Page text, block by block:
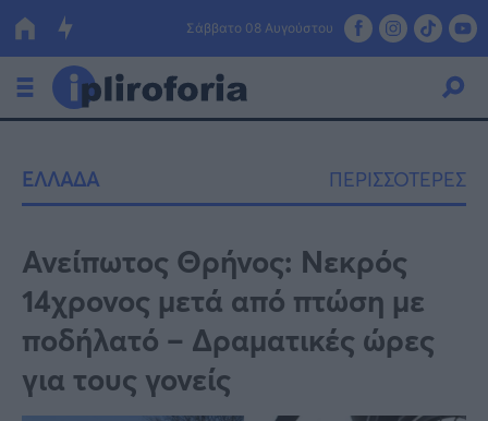
Σάββατο 08 Αυγούστου
Οικονομία
Πολιτική
Τράπεζες
Επιδοτήσεις
ΕΣΠΑ
Κόσμος
Lifestyle
ΕΛΛΑΔΑ ΠΕΡΙΣΣΟΤΕΡΕΣ
Ανείπωτος Θρήνος: Νεκρός
14χρονος μετά από πτώση με
ποδήλατό – Δραματικές ώρες
για τους γονείς